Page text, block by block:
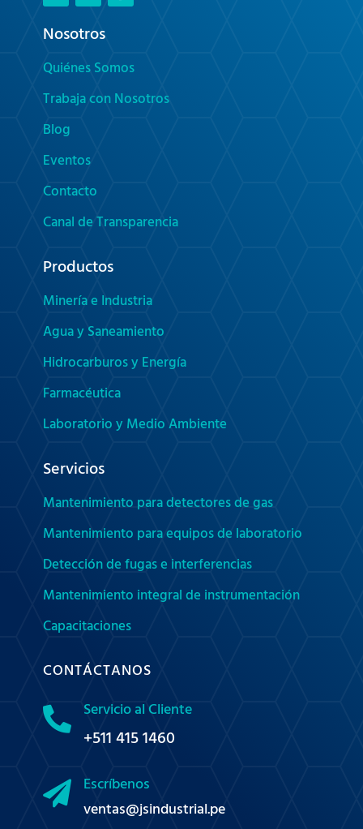
Nosotros
Quiénes Somos
Trabaja con Nosotros
Blog
Eventos
Contacto
Canal de Transparencia
Productos
Minería e Industria
Agua y Saneamiento
Hidrocarburos y Energía
Farmacéutica
Laboratorio y Medio Ambiente
Servicios
Mantenimiento para detectores de gas
Mantenimiento para equipos de laboratorio
Detección de fugas e interferencias
Mantenimiento integral de instrumentación
Capacitaciones
CONTÁCTANOS
 Servicio al Cliente
+511 415 1460
 Escríbenos
ventas@jsindustrial.pe